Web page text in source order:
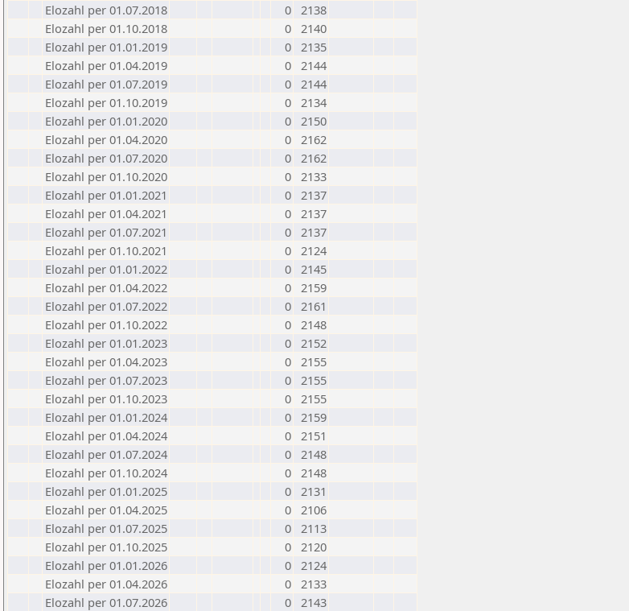
Elozahl per 01.07.2018
0 2138
Elozahl per 01.10.2018
0 2140
Elozahl per 01.01.2019
0 2135
Elozahl per 01.04.2019
0 2144
Elozahl per 01.07.2019
0 2144
Elozahl per 01.10.2019
0 2134
Elozahl per 01.01.2020
0 2150
Elozahl per 01.04.2020
0 2162
Elozahl per 01.07.2020
0 2162
Elozahl per 01.10.2020
0 2133
Elozahl per 01.01.2021
0 2137
Elozahl per 01.04.2021
0 2137
Elozahl per 01.07.2021
0 2137
Elozahl per 01.10.2021
0 2124
Elozahl per 01.01.2022
0 2145
Elozahl per 01.04.2022
0 2159
Elozahl per 01.07.2022
0 2161
Elozahl per 01.10.2022
0 2148
Elozahl per 01.01.2023
0 2152
Elozahl per 01.04.2023
0 2155
Elozahl per 01.07.2023
0 2155
Elozahl per 01.10.2023
0 2155
Elozahl per 01.01.2024
0 2159
Elozahl per 01.04.2024
0 2151
Elozahl per 01.07.2024
0 2148
Elozahl per 01.10.2024
0 2148
Elozahl per 01.01.2025
0 2131
Elozahl per 01.04.2025
0 2106
Elozahl per 01.07.2025
0 2113
Elozahl per 01.10.2025
0 2120
Elozahl per 01.01.2026
0 2124
Elozahl per 01.04.2026
0 2133
Elozahl per 01.07.2026
0 2143